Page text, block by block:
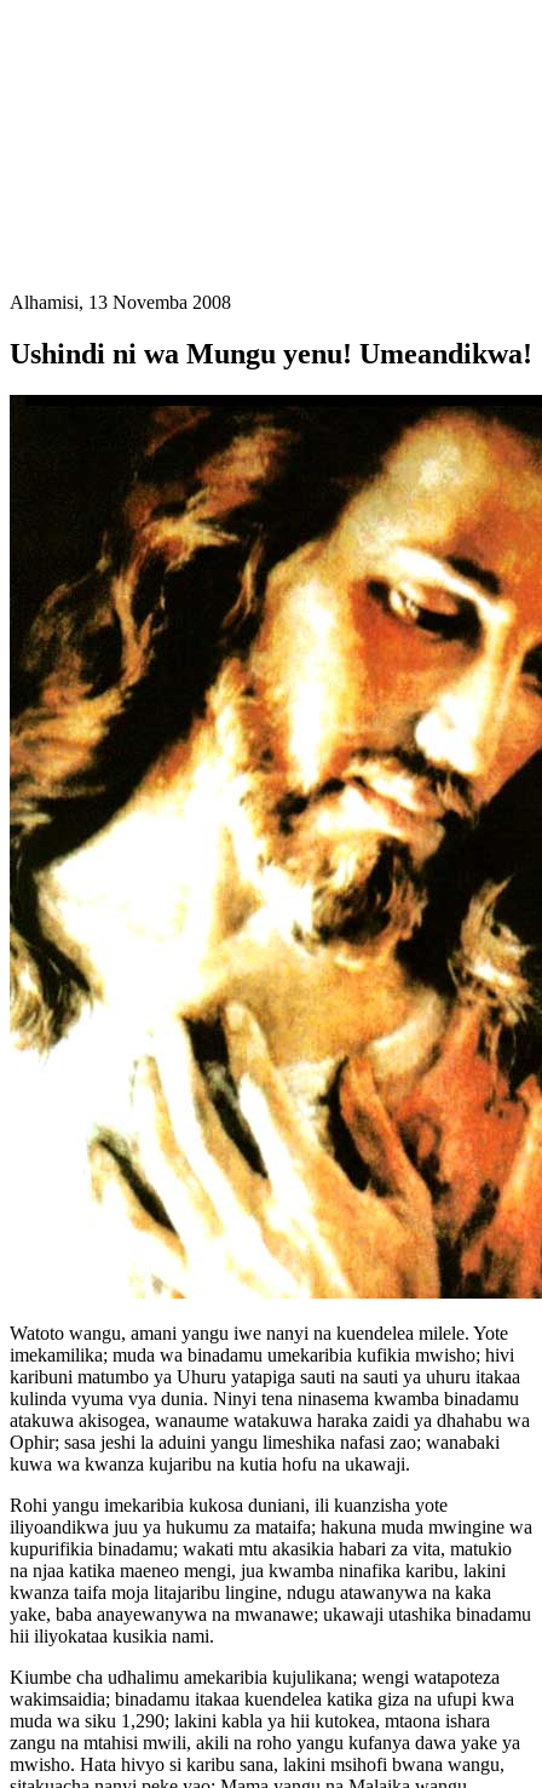
Alhamisi, 13 Novemba 2008
Ushindi ni wa Mungu yenu! Umeandikwa!
Watoto wangu, amani yangu iwe nanyi na kuendelea milele. Yote
imekamilika; muda wa binadamu umekaribia kufikia mwisho; hivi
karibuni matumbo ya Uhuru yatapiga sauti na sauti ya uhuru itakaa
kulinda vyuma vya dunia. Ninyi tena ninasema kwamba binadamu
atakuwa akisogea, wanaume watakuwa haraka zaidi ya dhahabu wa
Ophir; sasa jeshi la aduini yangu limeshika nafasi zao; wanabaki
kuwa wa kwanza kujaribu na kutia hofu na ukawaji.
Rohi yangu imekaribia kukosa duniani, ili kuanzisha yote
iliyoandikwa juu ya hukumu za mataifa; hakuna muda mwingine wa
kupurifikia binadamu; wakati mtu akasikia habari za vita, matukio
na njaa katika maeneo mengi, jua kwamba ninafika karibu, lakini
kwanza taifa moja litajaribu lingine, ndugu atawanywa na kaka
yake, baba anayewanywa na mwanawe; ukawaji utashika binadamu
hii iliyokataa kusikia nami.
Kiumbe cha udhalimu amekaribia kujulikana; wengi watapoteza
wakimsaidia; binadamu itakaa kuendelea katika giza na ufupi kwa
muda wa siku 1,290; lakini kabla ya hii kutokea, mtaona ishara
zangu na mtahisi mwili, akili na roho yangu kufanya dawa yake ya
mwisho. Hata hivyo si karibu sana, lakini msihofi bwana wangu,